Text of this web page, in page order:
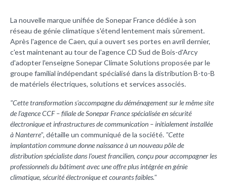
La nouvelle marque unifiée de Sonepar France dédiée à son
réseau de génie climatique s'étend lentement mais sûrement.
Après l'agence de Caen, qui a ouvert ses portes en avril dernier,
c'est maintenant au tour de l'agence CD Sud de Bois-d'Arcy
d'adopter l'enseigne Sonepar Climate Solutions proposée par le
groupe familial indépendant spécialisé dans la distribution B-to-B
de matériels électriques, solutions et services associés.
"Cette transformation s'accompagne du déménagement sur le même site
de l'agence CCF – filiale de Sonepar France spécialisée en sécurité
électronique et infrastructures de communication – initialement installée
à Nanterre", détaille un communiqué de la société. "Cette
implantation commune donne naissance à un nouveau pôle de
distribution spécialiste dans l'ouest francilien, conçu pour accompagner les
professionnels du bâtiment avec une offre plus intégrée en génie
climatique, sécurité électronique et courants faibles."